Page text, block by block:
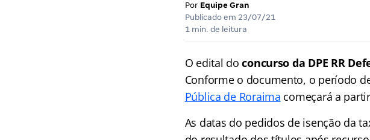
Por Equipe Gran
Publicado em 23/07/21
1 min. de leitura
O edital do concurso da DPE RR
Conforme o documento, o período
Pública de Roraima começará a
As datas do pedidos de isenção da